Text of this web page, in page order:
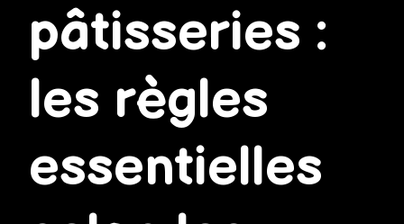
pâtisseries :
les règles
essentielles